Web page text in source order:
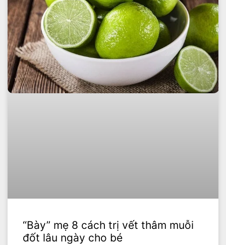
“Bày” mẹ 8 cách trị vết thâm muỗi
đốt lâu ngày cho bé